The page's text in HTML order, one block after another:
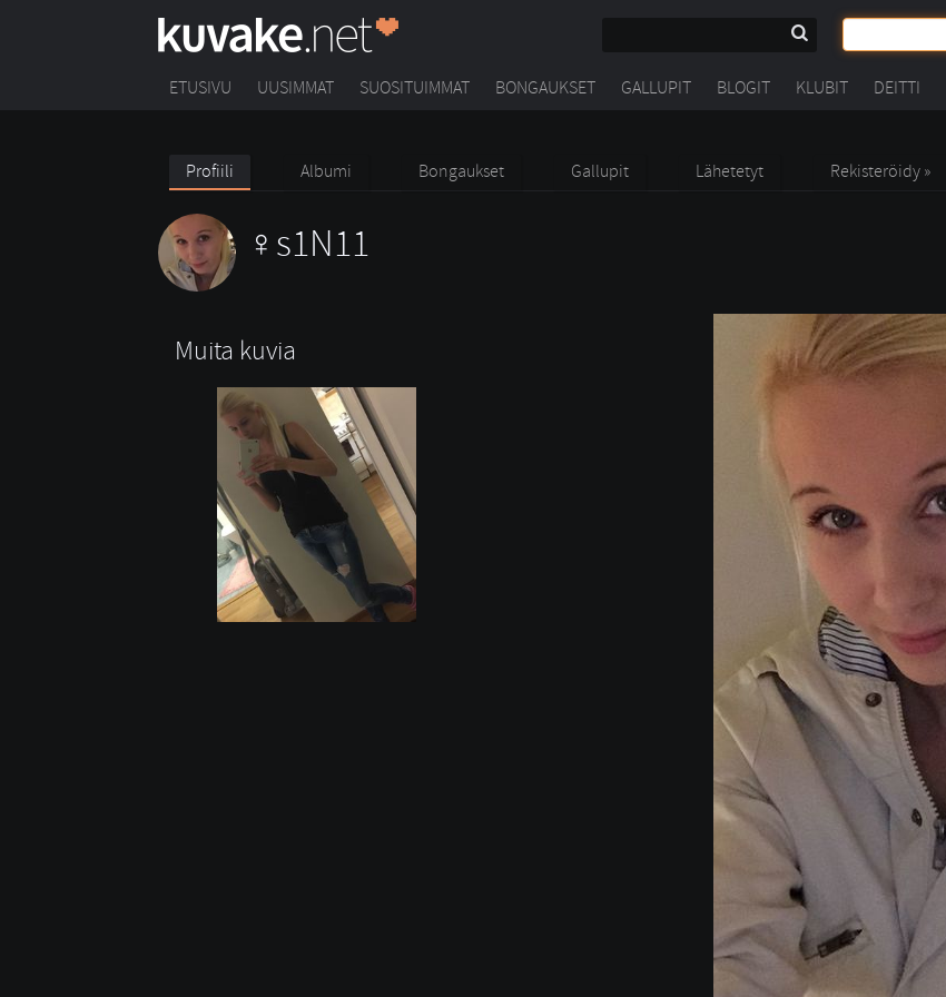
ETUSIVU UUSIMMAT SUOSITUIMMAT BONGAUKSET GALLUPIT BLOGIT KLUBIT DEITTI
Profiili Albumi Bongaukset Gallupit Lähetetyt Rekisteröidy »
s1N11
Muita kuvia